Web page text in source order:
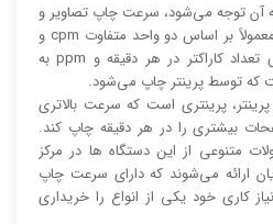
آن توجه می‌شود، سرعت چاپ تصاویر و
اسناد است. سرعت چاپ در پرینتر معمولاً بر اساس دو واحد متفاوت cpm و
ppm بیان می‌شود؛ cpm به معنای تعداد کاراکتر در هر دقیقه و ppm به
که توسط پرینتر چاپ می‌شود.
پرینتری است که سرعت بالا‌‌تری
بیشتری را در هر دقیقه چاپ کند.
متنوعی از این دستگاه ها در مرکز
ارائه می‌شوند که دارای سرعت چاپ
کاری خود یکی از انواع را خریداری